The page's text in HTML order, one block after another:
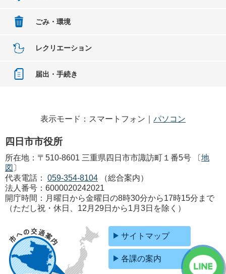
ごみ・環境
レクリエーション
届出・手続き
表示モード：スマートフォン｜ パソコン
四日市市役所
所在地：〒510-8601 三重県四日市市諏訪町１番5号 〔地
図 〕
代表電話：
059-354-8104
（総合案内）
法人番号：6000020242021
開庁時間：月曜日から金曜日の8時30分から17時15分まで
（ただし祝・休日、12月29日から1月3日を除く）
サイトマップ
各課の案内